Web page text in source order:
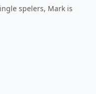
spelers, Mark is